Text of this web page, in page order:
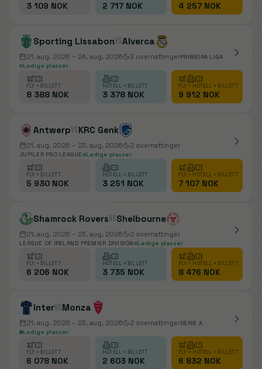
3 109 NOK 2 717 NOK 4 257 NOK
Sporting LissabonvsAlverca
21. aug. 2026 – 24. aug. 2026 3 overnattingerPRIMEIRA LIGA
Ledige plasser
FLY + BILLETT
8 388 NOK
HOTELL + BILLETT
3 378 NOK
FLY + HOTELL + BILLETT
9 912 NOK
AntwerpvsKRC Genk
21. aug. 2026 – 23. aug. 2026 2 overnattinger
JUPILER PRO LEAGUE Ledige plasser
FLY + BILLETT
5 930 NOK
HOTELL + BILLETT
3 251 NOK
FLY + HOTELL + BILLETT
7 107 NOK
Shamrock RoversvsShelbourne
21. aug. 2026 – 23. aug. 2026 2 overnattinger
LEAGUE OF IRELAND PREMIER DIVISION Ledige plasser
FLY + BILLETT
6 206 NOK
HOTELL + BILLETT
3 735 NOK
FLY + HOTELL + BILLETT
8 476 NOK
IntervsMonza
21. aug. 2026 – 23. aug. 2026 2 overnattingerSERIE A
Ledige plasser
FLY + BILLETT
6 078 NOK
HOTELL + BILLETT
2 603 NOK
FLY + HOTELL + BILLETT
6 832 NOK